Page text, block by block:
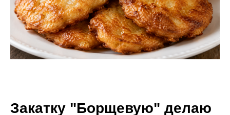
Закатку "Борщевую" делаю